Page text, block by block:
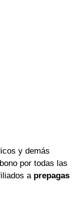
y demás
por todas las
aprepagas